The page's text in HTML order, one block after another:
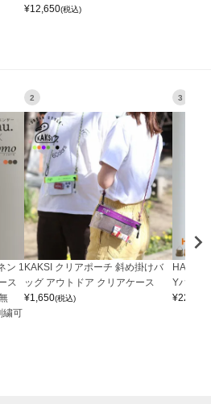
¥12,650(税込)
ン 1
ス
繍可
2
KAKSI クリアポーチ 斜め掛けバ
ッグ アウトドア クリアケース
¥1,650(税込)
3
Yバッグ
¥22,000